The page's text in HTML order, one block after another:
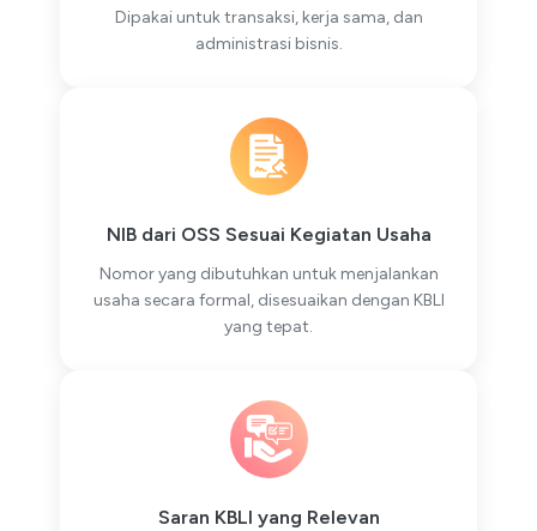
Dipakai untuk transaksi, kerja sama, dan
administrasi bisnis.
NIB dari OSS Sesuai Kegiatan Usaha
Nomor yang dibutuhkan untuk menjalankan
usaha secara formal, disesuaikan dengan KBLI
yang tepat.
Saran KBLI yang Relevan